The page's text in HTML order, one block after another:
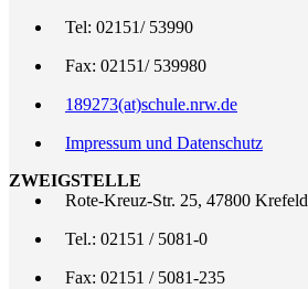
Tel: 02151/ 53990
Fax: 02151/ 539980
189273(at)schule.nrw.de
Impressum und Datenschutz
ZWEIGSTELLE
Rote-Kreuz-Str. 25, 47800 Krefeld
Tel.: 02151 / 5081-0
Fax: 02151 / 5081-235